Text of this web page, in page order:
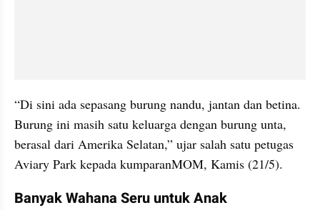
“Di sini ada sepasang burung nandu, jantan dan betina.
Burung ini masih satu keluarga dengan burung unta,
berasal dari Amerika Selatan,” ujar salah satu petugas
Aviary Park kepada kumparanMOM, Kamis (21/5).
Banyak Wahana Seru untuk Anak